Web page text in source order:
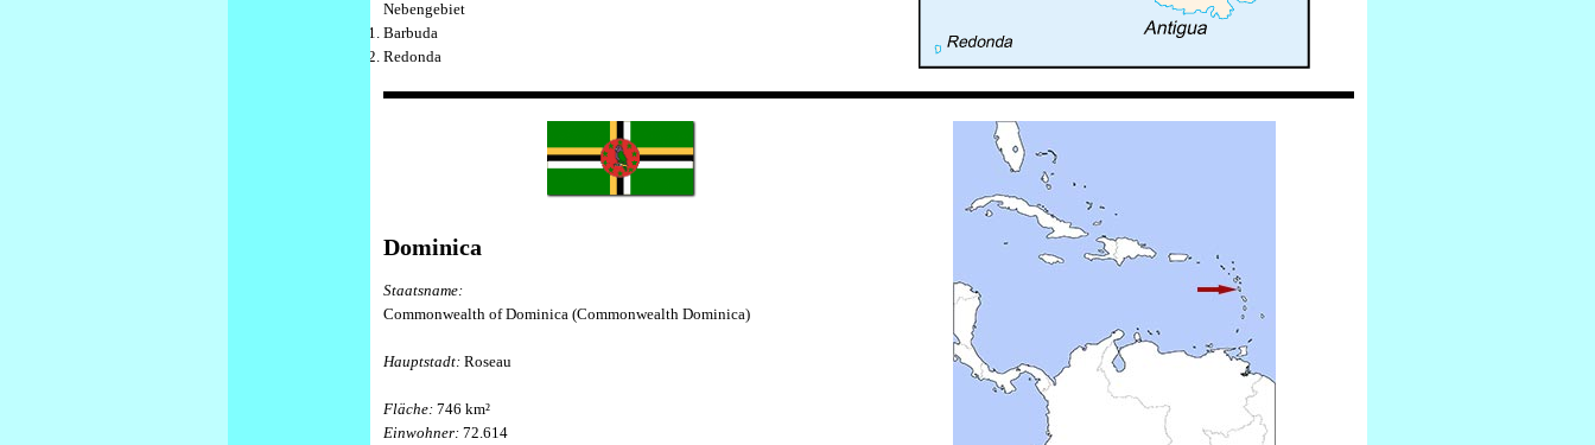
Nebengebiet
Barbuda
Redonda
Dominica
Staatsname:
Commonwealth of Dominica (Commonwealth Dominica)
Hauptstadt: Roseau
Fläche: 746 km²
Einwohner: 72.614